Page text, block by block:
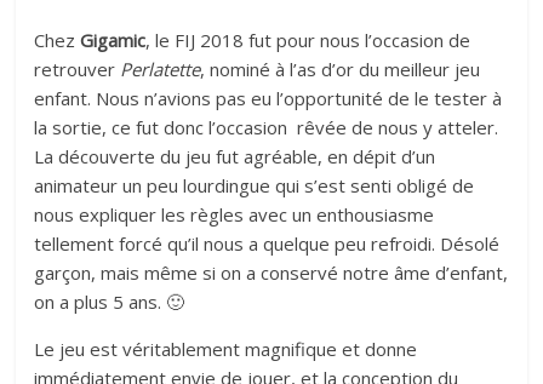
ChezGigamic, le FIJ 2018 fut pour nous l’occasion de
retrouver Perlatette, nominé à l’as d’or du meilleur jeu
enfant. Nous n’avions pas eu l’opportunité de le tester à
la sortie, ce fut donc l’occasion rêvée de nous y atteler.
La découverte du jeu fut agréable, en dépit d’un
animateur un peu lourdingue qui s’est senti obligé de
nous expliquer les règles avec un enthousiasme
tellement forcé qu’il nous a quelque peu refroidi. Désolé
garçon, mais même si on a conservé notre âme d’enfant,
on a plus 5 ans. 🙂
Le jeu est véritablement magnifique et donne
immédiatement envie de jouer, et la conception du